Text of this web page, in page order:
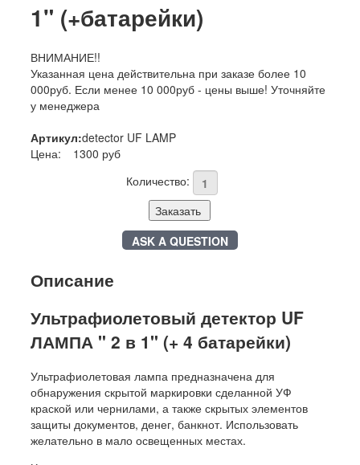
1" (+батарейки)
ВНИМАНИЕ!!
Указанная цена действительна при заказе более 10
000руб. Если менее 10 000руб - цены выше! Уточняйте
у менеджера
Артикул:detector UF LAMP
Цена:
1300 руб
Количество:
Заказать
ASK A QUESTION
Описание
Ультрафиолетовый детектор UF
ЛАМПА " 2 в 1" (+ 4 батарейки)
Ультрафиолетовая лампа предназначена для
обнаружения скрытой маркировки сделанной УФ
краской или чернилами, а также скрытых элементов
защиты документов, денег, банкнот. Использовать
желательно в мало освещенных местах.